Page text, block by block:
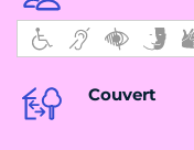
Couvert